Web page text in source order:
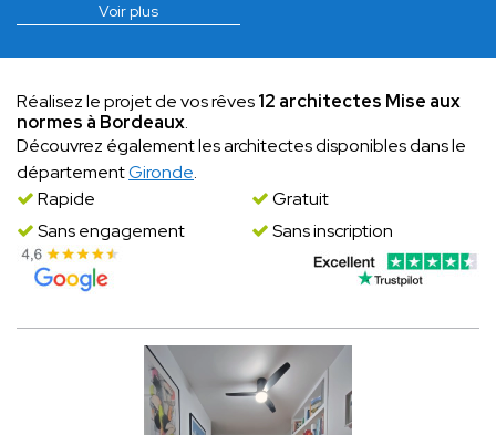
Voir plus
Réalisez le projet de vos rêves12 architectes Mise aux
normes à Bordeaux.
Découvrez également les architectes disponibles dans le
départementGironde.
Rapide
Gratuit
Sans engagement
Sans inscription